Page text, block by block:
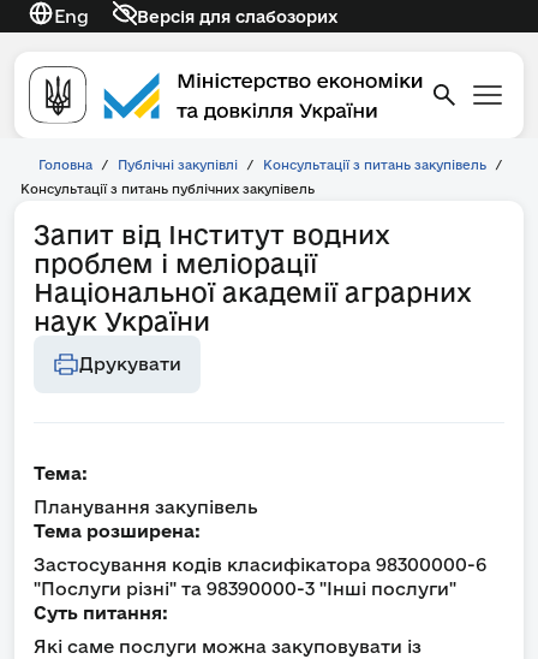
Eng Версія для слабозорих
Головна / Публічні закупівлі / Консультації з питань закупівель
/
Консультації з питань публічних закупівель
Запит від Інститут водних
проблем і меліорації
Національної академії аграрних
наук України
Друкувати
Тема:
Планування закупівель
Тема розширена:
Застосування кодів класифікатора 98300000-6
"Послуги різні" та 98390000-3 "Інші послуги"
Суть питання:
Які саме послуги можна закуповувати із